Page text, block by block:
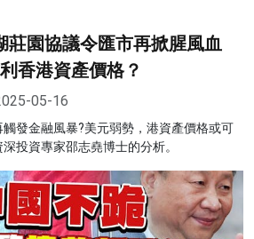
莊園協議令匯市再掀腥風血
香港資產價格？
05-16
發金融風暴?美元弱勢，港資產價格或可
投資專家邵志堯博士的分析。